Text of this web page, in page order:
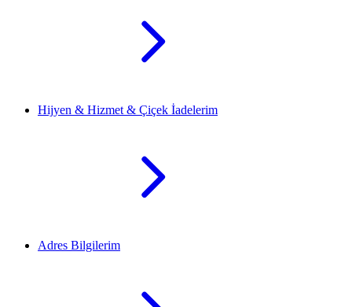
Hijyen & Hizmet & Çiçek İadelerim
Adres Bilgilerim